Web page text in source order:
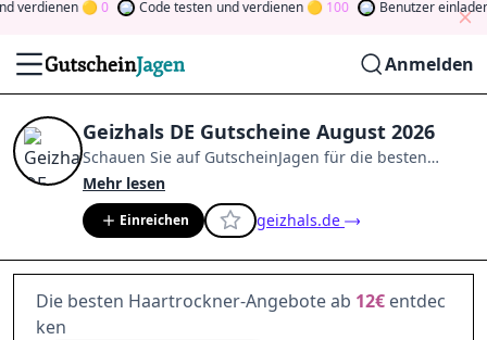
verdienen 0 Code testen und verdienen 100 Benutzer einladen
Anmelden
Geizhals DE Gutscheine August 2026
Schauen Sie auf GutscheinJagen für die besten
Geizhals DE
Mitglied der Community
indem Sie durch Abstimmen, Testen, Teilen und
mehr beitragen.
Drehen Sie den Glücksklee
gewinnen Sie Geld
Mehr lesen
Einreichen geizhals.de
Die besten Haartrockner-Angebote ab 12€ entdec
ken